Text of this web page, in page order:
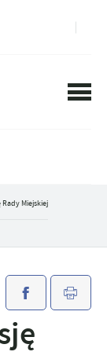
Rady Miejskiej